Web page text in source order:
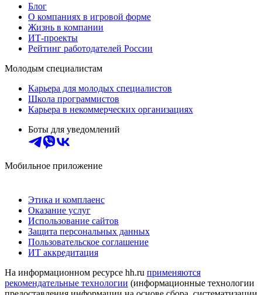
Блог
О компаниях в игровой форме
Жизнь в компании
ИТ-проекты
Рейтинг работодателей России
Молодым специалистам
Карьера для молодых специалистов
Школа программистов
Карьера в некоммерческих организациях
Боты для уведомлений
Мобильное приложение
Этика и комплаенс
Оказание услуг
Использование сайтов
Защита персональных данных
Пользовательское соглашение
ИТ аккредитация
На информационном ресурсе hh.ru применяются
рекомендательные технологии (информационные технологии